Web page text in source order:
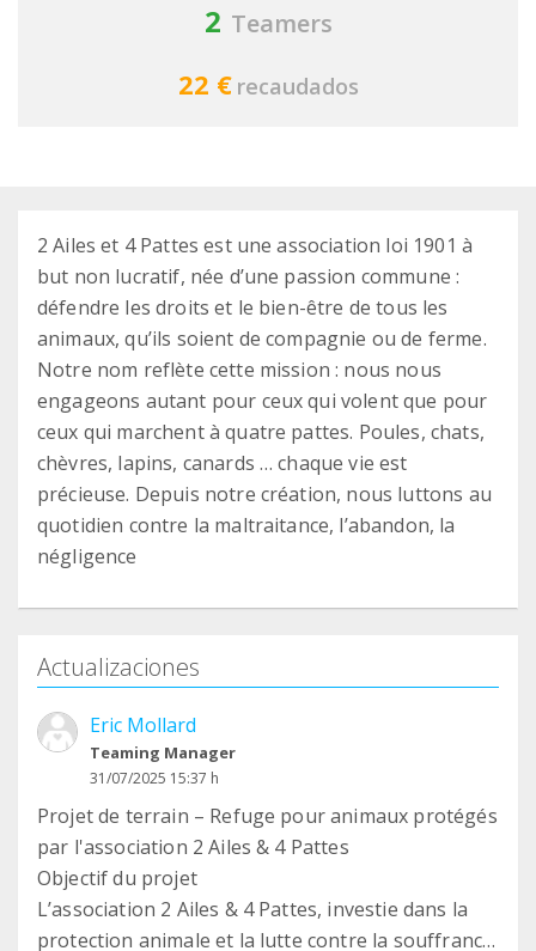
2 Teamers
22 € recaudados
2 Ailes et 4 Pattes est une association loi 1901 à
but non lucratif, née d’une passion commune :
défendre les droits et le bien-être de tous les
animaux, qu’ils soient de compagnie ou de ferme.
Notre nom reflète cette mission : nous nous
engageons autant pour ceux qui volent que pour
ceux qui marchent à quatre pattes. Poules, chats,
chèvres, lapins, canards … chaque vie est
précieuse. Depuis notre création, nous luttons au
quotidien contre la maltraitance, l’abandon, la
négligence
Actualizaciones
Eric Mollard
Teaming Manager
31/07/2025 15:37 h
Projet de terrain – Refuge pour animaux protégés
par l'association 2 Ailes & 4 Pattes
Objectif du projet
L’association 2 Ailes & 4 Pattes, investie dans la
protection animale et la lutte contre la souffrance